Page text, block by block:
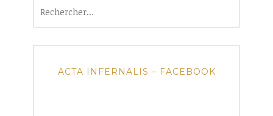
ACTA INFERNALIS – FACEBOOK